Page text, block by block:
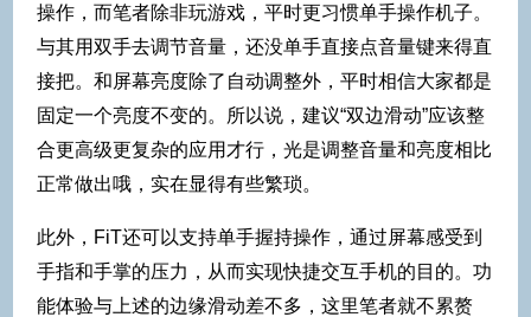
操作，而笔者除非玩游戏，平时更习惯单手操作机子。
与其用双手去调节音量，还没单手直接点音量键来得直
接把。和屏幕亮度除了自动调整外，平时相信大家都是
固定一个亮度不变的。所以说，建议“双边滑动”应该整
合更高级更复杂的应用才行，光是调整音量和亮度相比
正常做出哦，实在显得有些繁琐。
此外，FiT还可以支持单手握持操作，通过屏幕感受到
手指和手掌的压力，从而实现快捷交互手机的目的。功
能体验与上述的边缘滑动差不多，这里笔者就不累赘